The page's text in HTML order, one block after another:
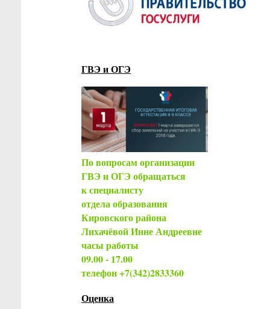
ГВЭ и ОГЭ
По вопросам организации
ГВЭ и ОГЭ обращаться
к специалисту
отдела образования
Кировского района
Лихачёвой Инне Андреевне
часы работы
09.00 - 17.00
телефон +7(342)2833360
Оценка